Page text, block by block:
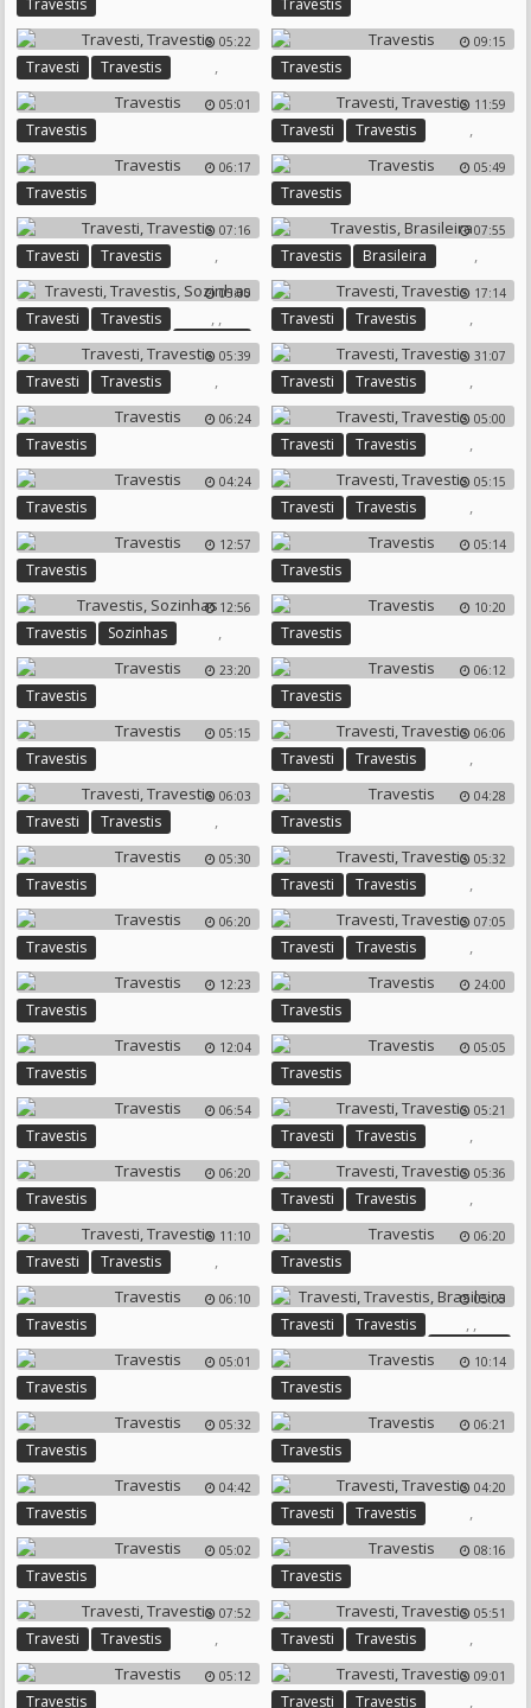
Travestis Travestis
05:22
Travesti ,
Travestis
09:15
Travestis
05:01
Travestis
11:59
Travesti ,
Travestis
06:17
Travestis
05:49
Travestis
07:16
Travesti ,
Travestis
07:55
Travestis ,
Brasileira
05:00
Travesti ,
Travestis ,
Sozinhas
17:14
Travesti ,
Travestis
05:39
Travesti ,
Travestis
31:07
Travesti ,
Travestis
06:24
Travestis
05:00
Travesti ,
Travestis
04:24
Travestis
05:15
Travesti ,
Travestis
12:57
Travestis
05:14
Travestis
12:56
Travestis ,
Sozinhas
10:20
Travestis
23:20
Travestis
06:12
Travestis
05:15
Travestis
06:06
Travesti ,
Travestis
06:03
Travesti ,
Travestis
04:28
Travestis
05:30
Travestis
05:32
Travesti ,
Travestis
06:20
Travestis
07:05
Travesti ,
Travestis
12:23
Travestis
24:00
Travestis
12:04
Travestis
05:05
Travestis
06:54
Travestis
05:21
Travesti ,
Travestis
06:20
Travestis
05:36
Travesti ,
Travestis
11:10
Travesti ,
Travestis
06:20
Travestis
06:10
Travestis
05:05
Travesti ,
Travestis ,
Brasileira
05:01
Travestis
10:14
Travestis
05:32
Travestis
06:21
Travestis
04:42
Travestis
04:20
Travesti ,
Travestis
05:02
Travestis
08:16
Travestis
07:52
Travesti ,
Travestis
05:51
Travesti ,
Travestis
05:12
Travestis
09:01
Travesti ,
Travestis